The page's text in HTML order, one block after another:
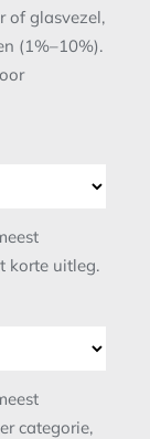
of glasvezel,
(1%–10%).
korte uitleg.
categorie,